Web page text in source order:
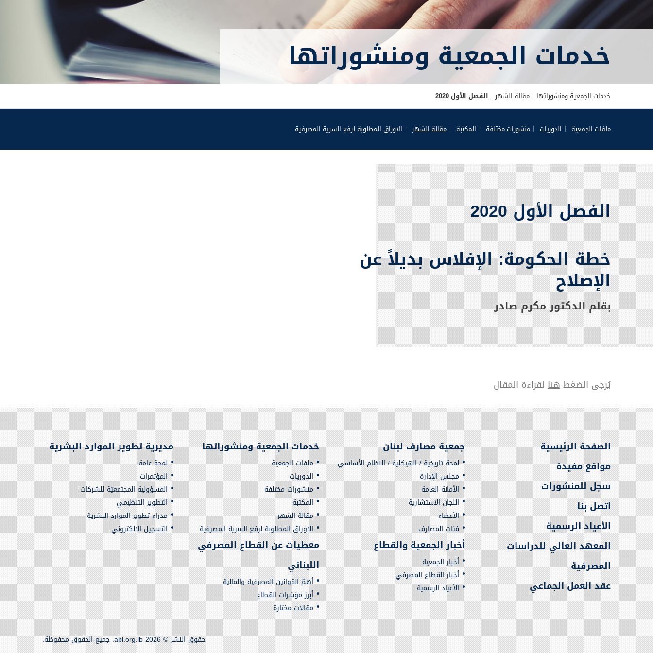
خدمات الجمعية ومنشوراتها
خدمات الجمعية ومنشوراتها مقالة الشهر الفصل الأول 2020
ملفات الجمعية الدوريات منشورات مختلفة المكتبة مقالة الشهر الاوراق المطلوبة لرفع السرية المصرفية
الفصل الأول 2020
خطة الحكومة: الإفلاس بديلاً عن
الإصلاح
بقلم الدكتور مكرم صادر
يُرجى الضغطهنا لقراءة المقال
الصفحة الرئيسية
مواقع مفيدة
سجل للمنشورات
اتصل بنا
الأعياد الرسمية
المعهد العالي للدراسات
المصرفية
عقد العمل الجماعي
جمعية مصارف لبنان
لمحة تاريخية / الهيكلية / النظام الأساسي
مجلس الإدارة
الأمانة العامة
اللجان الاستشارية
الأعضاء
فئات المصارف
خدمات الجمعية ومنشوراتها
ملفات الجمعية
الدوريات
منشورات مختلفة
المكتبة
مقالة الشهر
الاوراق المطلوبة لرفع السرية المصرفية
مديرية تطوير الموارد البشرية
لمحة عامة
المؤتمرات
المسؤولية المجتمعيّة للشركات
التطوير التنظيمي
مدراء تطوير الموارد البشرية
التسجيل الالكتروني
أخبار الجمعية والقطاع
أخبار الجمعية
أخبار القطاع المصرفي
الأعياد الرسمية
معطيات عن القطاع المصرفي
اللبناني
أهمّ القوانين المصرفية والمالية
أبرز مؤشرات القطاع
مقالات مختارة
حقوق النشر © 2026 abl.org.lb. جميع الحقوق محفوظة.